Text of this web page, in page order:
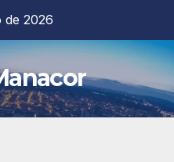
de 2026